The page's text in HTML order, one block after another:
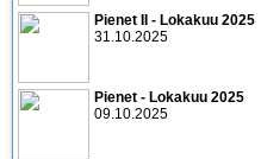
Pienet II - Lokakuu 2025
31.10.2025
Pienet - Lokakuu 2025
09.10.2025